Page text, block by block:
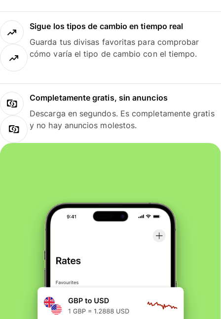
Sigue los tipos de cambio en tiempo real
Guarda tus divisas favoritas para comprobar
cómo varía el tipo de cambio con el tiempo.
Completamente gratis, sin anuncios
Descarga en segundos. Es completamente gratis
y no hay anuncios molestos.